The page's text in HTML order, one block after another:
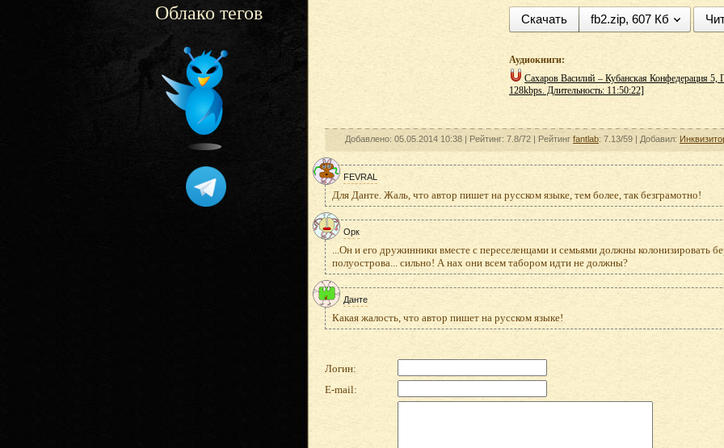
Облако тегов Скачать fb2.zip, 607 Кб
Аудиокниги:
Сахаров Василий – Кубанская Конфедерация
128kbps. Длительность: 11:50:22]
Добавлено: 05.05.2014 10:38 | Рейтинг: 7.8/72 | Рейтинг fantlab: 7.13/59 | Добавил:
FEVRAL
Для Данте. Жаль, что автор пишет на русском языке, тем более, так безграмотно!
Орк
...Он и его дружинники вместе с переселенцами и семьями должны колонизировать
полуострова... сильно! А нах они всем табором идти не должны?
Данте
Какая жалость, что автор пишет на русском языке!
Логин:
E-mail: